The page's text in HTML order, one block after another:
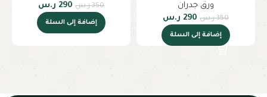
ورق جدران
350 ر.س 290 ر.س
إضافة إلى السلة
350 ر.س 290 ر.س
إضافة إلى السلة